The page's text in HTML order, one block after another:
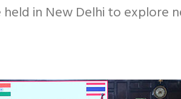
held in New Delhi to